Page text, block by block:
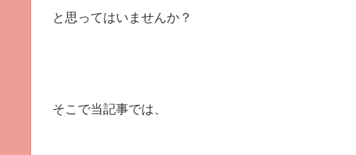
と思ってはいませんか？
そこで当記事では、